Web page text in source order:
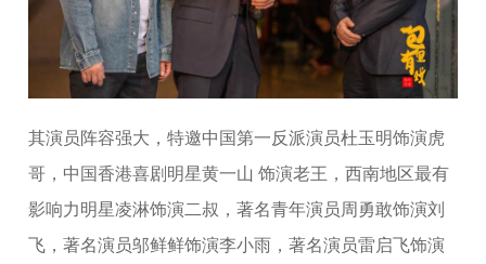
其演员阵容强大，特邀中国第一反派演员杜玉明饰演虎
哥，中国香港喜剧明星黄一山 饰演老王，西南地区最有
影响力明星凌淋饰演二叔，著名青年演员周勇敢饰演刘
飞，著名演员邬鲜鲜饰演李小雨，著名演员雷启飞饰演